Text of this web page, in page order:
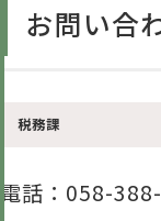
お問い合
税務課
電話 ：058-